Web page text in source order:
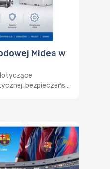
Midea w
bezpieczeńs...